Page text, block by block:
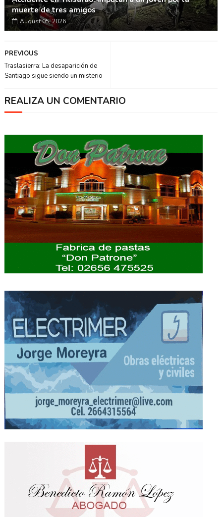
muerte de tres amigos
August 05, 2026
PREVIOUS
Traslasierra: La desaparición de
Santiago sigue siendo un misterio
REALIZA UN COMENTARIO